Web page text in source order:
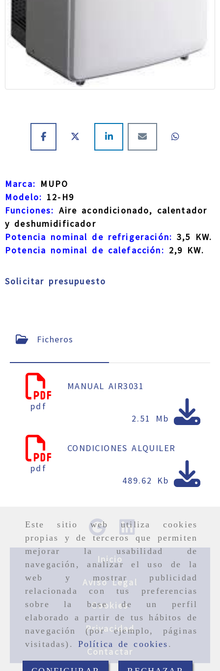
Este sitio web utiliza cookies
propias y de terceros que permiten
mejorar la usabilidad de
navegación, analizar el uso de la
web y mostrar publicidad
relacionada con tus preferencias
sobre la base de un perfil
elaborado a partir de tus hábitos de
navegación (por ejemplo, páginas
visitadas). Política de cookies .
Marca: MUPO
Modelo: 12-H9
Funciones: Aire acondicionado, calentador
y deshumidificador
Potencia nominal de refrigeración: 3,5 KW.
Potencia nominal de calefacción: 2,9 KW.
Solicitar presupuesto
Ficheros
pdf
MANUAL AIR3031
2.51 Mb
pdf
CONDICIONES ALQUILER
489.62 Kb
Inicio
Aviso Legal
Cookies
Privacidad
Contactar